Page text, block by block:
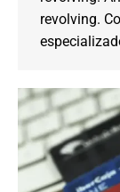
revolving.